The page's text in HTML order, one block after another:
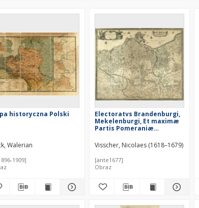
historyczna Polski
Walerian
1909]
Electoratvs Brandenburgi,
Mekelenburgi, Et maximæ
Partis Pomeraniæ
Visscher, Nicolaes (1618–1679)
[ante1677]
Obraz